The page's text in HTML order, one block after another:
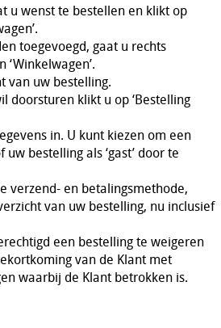
u wenst te bestellen en klikt op
toegevoegd, gaat u rechts
van uw bestelling.
doorsturen klikt u op ‘Bestelling
in. U kunt kiezen om een
bestelling als ‘gast’ door te
verzend- en betalingsmethode,
van uw bestelling, nu inclusief
een bestelling te weigeren
van de Klant met
waarbij de Klant betrokken is.